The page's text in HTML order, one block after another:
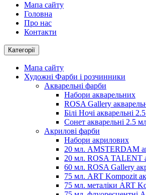
Мапа сайту
Головна
Про нас
Контакти
Категорії
Мапа сайту
Художні Фарби і розчинники
Акварельні фарби
Набори акварельних
ROSA Gallery
Білі Ночі акварельні
Сонет акварельні 2.5
Акрилові фарби
Набори акрилових
20 мл. AMSTERDAM
20 мл. ROSA TALENT
60 мл. ROSA Gallery
75 мл. ART Kompozit
75 мл. металіки ART